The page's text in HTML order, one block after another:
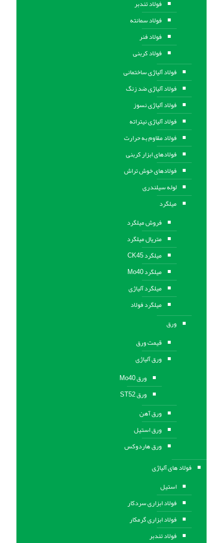
فولاد تندبر
فولاد سمانته
فولاد فنر
فولاد کربنی
فولاد آلیاژی ساختمانی
فولاد آلیاژی ضد زنگ
فولاد آلیاژی نسوز
فولاد آلیاژی نیتراته
فولاد مقاوم به حرارت
فولادهای ابزار کربنی
فولادهای خوش تراش
لوله سیلندری
میلگرد
فروش میلگرد
متریال میلگرد
میلگرد CK45
میلگرد Mo40
میلگرد آلیاژی
میلگرد فولاد
ورق
قیمت ورق
ورق آلیاژی
ورق Mo40
ورق ST52
ورق آهن
ورق استيل
ورق هاردوکس
فولاد های آلیاژی
استیل
فولاد ابزاری سردکار
فولاد ابزاری گرمکار
فولاد تندبر